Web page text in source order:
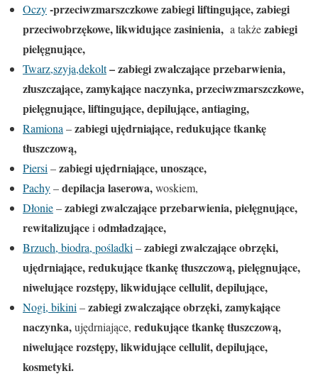
Oczy-przeciwzmarszczkowe zabiegi liftingujące, zabiegi
przeciwobrzękowe, likwidujące zasinienia, a takżezabiegi
pielęgnujące,
Twarz,szyja,dekolt– zabiegi zwalczające przebarwienia,
złuszczające, zamykające naczynka, przeciwzmarszczkowe,
pielęgnujące, liftingujące, depilujące, antiaging,
Ramiona –zabiegi ujędrniające, redukujące tkankę
tłuszczową,
Piersi –zabiegi ujędrniające, unoszące,
Pachy–depilacja laserowa,woskiem,
Dłonie–zabiegi zwalczające przebarwienia, pielęgnujące,
rewitalizującei odmładzające,
Brzuch, biodra, pośladki –zabiegi zwalczające obrzęki,
ujędrniające, redukujące tkankę tłuszczową, pielęgnujące,
niwelujące rozstępy, likwidujące cellulit, depilujące,
Nogi, bikini –zabiegi zwalczające obrzęki, zamykające
naczynka,ujędrniające, redukujące tkankę tłuszczową,
niwelujące rozstępy, likwidujące cellulit, depilujące,
kosmetyki.